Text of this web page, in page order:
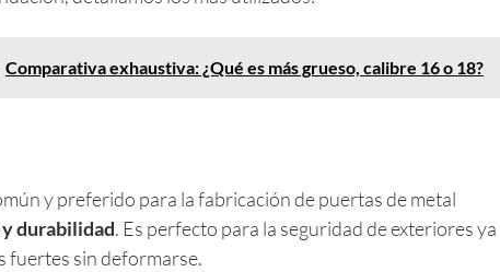
Comparativa exhaustiva: ¿Qué es más grueso, calibre 16 o 18?
y preferido para la fabricación de puertas de metal
durabilidad. Es perfecto para la seguridad de exteriores ya
fuertes sin deformarse.